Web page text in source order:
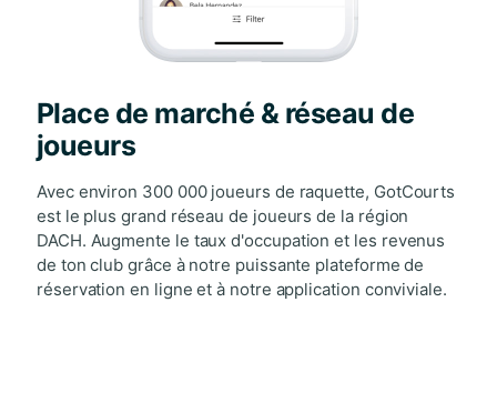
Place de marché & réseau de
joueurs
Avec environ 300 000 joueurs de raquette, GotCourts
est le plus grand réseau de joueurs de la région
DACH. Augmente le taux d'occupation et les revenus
de ton club grâce à notre puissante plateforme de
réservation en ligne et à notre application conviviale.